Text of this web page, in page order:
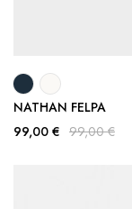
NATHAN FELPA
99,00 € 99,00 €